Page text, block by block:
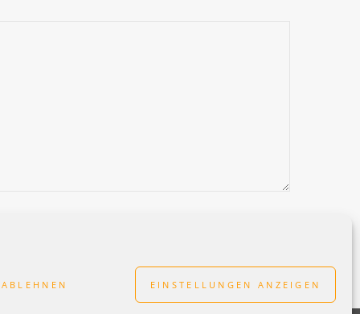
ABLEHNEN EINSTELLUNGEN ANZEIGEN